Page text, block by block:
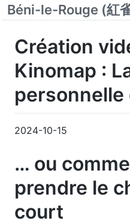
Béni-le-Rouge (紅
Création
Kinomap :
personnelle
2024-10-15
… ou
prendre le
court